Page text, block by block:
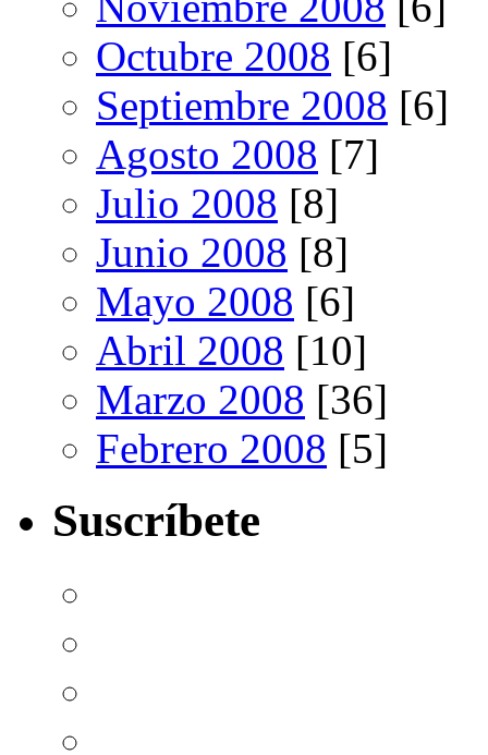
Octubre 2008 [6]
Septiembre 2008 [6]
Agosto 2008 [7]
Julio 2008 [8]
Junio 2008 [8]
Mayo 2008 [6]
Abril 2008 [10]
Marzo 2008 [36]
Febrero 2008 [5]
Suscríbete